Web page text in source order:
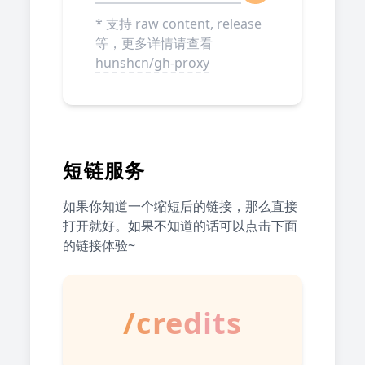
* 支持 raw content, release
等，更多详情请查看
hunshcn/gh-proxy
短链服务
如果你知道一个缩短后的链接，那么直接
打开就好。如果不知道的话可以点击下面
的链接体验~
/credits